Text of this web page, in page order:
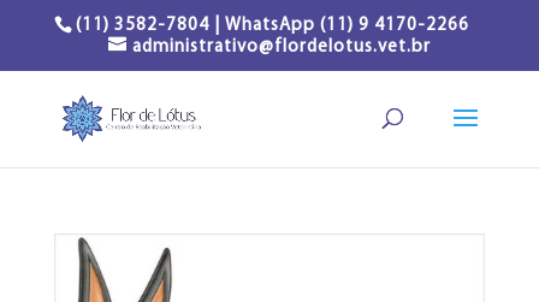
(11) 3582-7804 | WhatsApp (11) 9 4170-2266
administrativo@flordelotus.vet.br